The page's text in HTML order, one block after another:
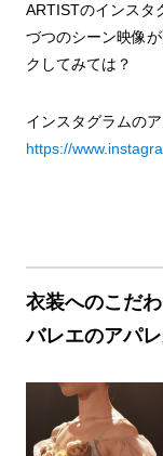
ARTISTのインスタ
づつのシーン映像
クしてみては？
インスタグラムの
https://
衣装へのこだわ
バレエのアパ